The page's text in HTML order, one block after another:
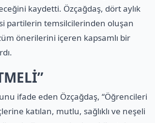
kaydetti. Özçağdaş, dört aylık
partilerin temsilcilerinden oluşan
önerilerini içeren kapsamlı bir
ifade eden Özçağdaş, “Öğrencileri
katılan, mutlu, sağlıklı ve neşeli